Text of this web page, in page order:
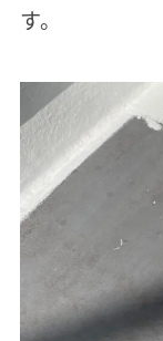
す。